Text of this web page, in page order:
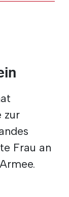
zur
Frau an